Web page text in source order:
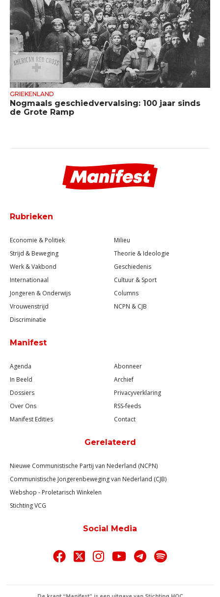
GRIEKENLAND
Nogmaals geschiedvervalsing: 100 jaar sinds
de Grote Ramp
Rubrieken
Economie & Politiek
Strijd & Beweging
Werk & Vakbond
Internationaal
Jongeren & Onderwijs
Vrouwenstrijd
Discriminatie
Milieu
Theorie & Ideologie
Geschiedenis
Cultuur & Sport
Columns
NCPN & CJB
Manifest
Agenda
In Beeld
Dossiers
Over Ons
Manifest Edities
Abonneer
Archief
Privacyverklaring
RSS-feeds
Contact
Gerelateerd
Nieuwe Communistische Partij van Nederland (NCPN)
Communistische Jongerenbeweging van Nederland (CJB)
Webshop - Proletarisch Winkelen
Stichting VCG
Social Media